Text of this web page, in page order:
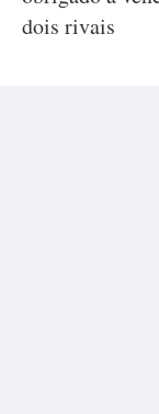
dois rivais